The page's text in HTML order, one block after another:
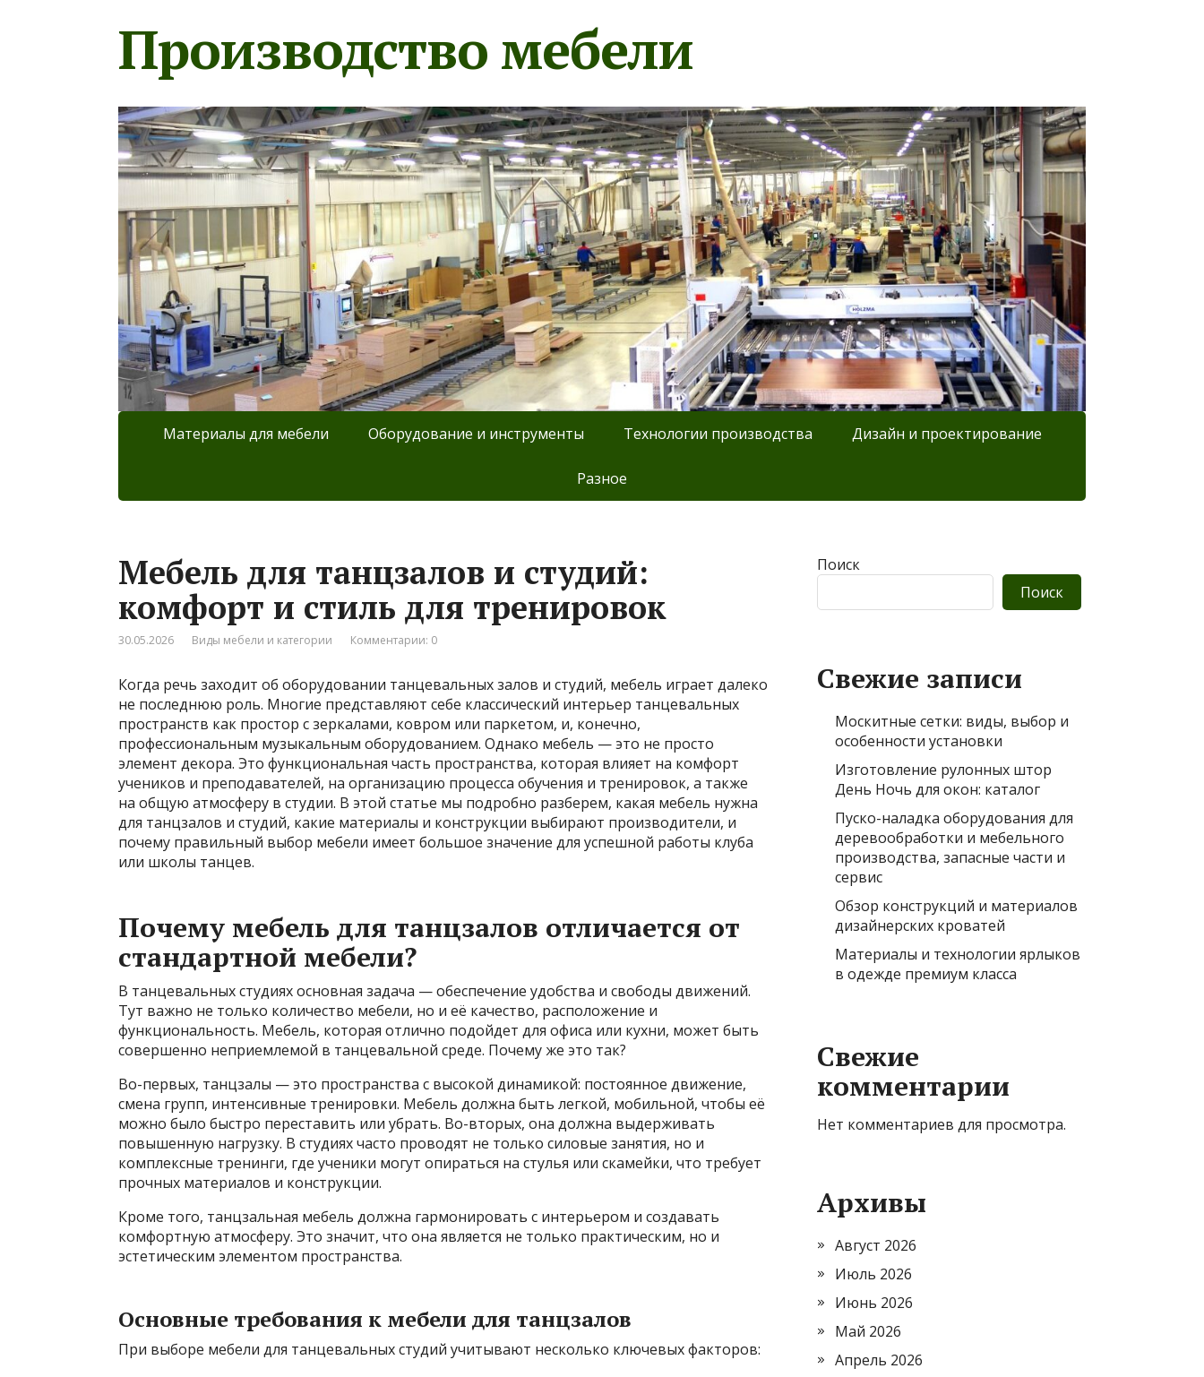
Производство мебели
Материалы для мебели Оборудование и инструменты Технологии производства Дизайн и проектирование
Разное
Мебель для танцзалов и студий:
комфорт и стиль для тренировок
30.05.2026 Виды мебели и категории Комментарии: 0
Когда речь заходит об оборудовании танцевальных залов и студий, мебель играет далеко
не последнюю роль. Многие представляют себе классический интерьер танцевальных
пространств как простор с зеркалами, ковром или паркетом, и, конечно,
профессиональным музыкальным оборудованием. Однако мебель — это не просто
элемент декора. Это функциональная часть пространства, которая влияет на комфорт
учеников и преподавателей, на организацию процесса обучения и тренировок, а также
на общую атмосферу в студии. В этой статье мы подробно разберем, какая мебель нужна
для танцзалов и студий, какие материалы и конструкции выбирают производители, и
почему правильный выбор мебели имеет большое значение для успешной работы клуба
или школы танцев.
Почему мебель для танцзалов отличается от
стандартной мебели?
В танцевальных студиях основная задача — обеспечение удобства и свободы движений.
Тут важно не только количество мебели, но и её качество, расположение и
функциональность. Мебель, которая отлично подойдет для офиса или кухни, может быть
совершенно неприемлемой в танцевальной среде. Почему же это так?
Во-первых, танцзалы — это пространства с высокой динамикой: постоянное движение,
смена групп, интенсивные тренировки. Мебель должна быть легкой, мобильной, чтобы её
можно было быстро переставить или убрать. Во-вторых, она должна выдерживать
повышенную нагрузку. В студиях часто проводят не только силовые занятия, но и
комплексные тренинги, где ученики могут опираться на стулья или скамейки, что требует
прочных материалов и конструкции.
Кроме того, танцзальная мебель должна гармонировать с интерьером и создавать
комфортную атмосферу. Это значит, что она является не только практическим, но и
эстетическим элементом пространства.
Основные требования к мебели для танцзалов
При выборе мебели для танцевальных студий учитывают несколько ключевых факторов:
Поиск
Поиск
Свежие записи
Москитные сетки: виды, выбор и
особенности установки
Изготовление рулонных штор
День Ночь для окон: каталог
Пуско-наладка оборудования для
деревообработки и мебельного
производства, запасные части и
сервис
Обзор конструкций и материалов
дизайнерских кроватей
Материалы и технологии ярлыков
в одежде премиум класса
Свежие
комментарии
Нет комментариев для просмотра.
Архивы
Август 2026
Июль 2026
Июнь 2026
Май 2026
Апрель 2026